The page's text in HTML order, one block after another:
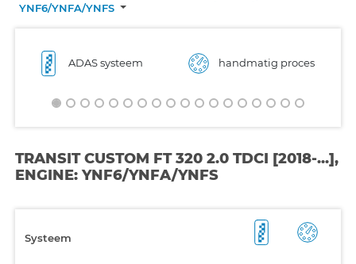
YNF6/YNFA/YNFS
ADAS systeem handmatig proces
TRANSIT CUSTOM FT 320 2.0 TDCI [2018-...],
ENGINE: YNF6/YNFA/YNFS
Systeem